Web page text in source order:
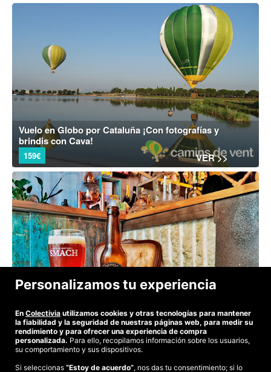
Vuelo en Globo por Cataluña ¡Con fotografías y
brindis con Cava!
159€ VER >>
Visita + Cata en la Fábrica de Cerveza Smach en
3.5 (22)
4,50€ -44% VER >>
Personalizamos tu experiencia
En Colectivia utilizamos cookies y otras tecnologías para mantener
la fiabilidad y la seguridad de nuestras páginas web, para medir su
rendimiento y para ofrecer una experiencia de compra
personalizada. Para ello, recopilamos información sobre los usuarios,
su comportamiento y sus dispositivos.
Si seleccionas “Estoy de acuerdo”, nos das tu consentimiento; si lo